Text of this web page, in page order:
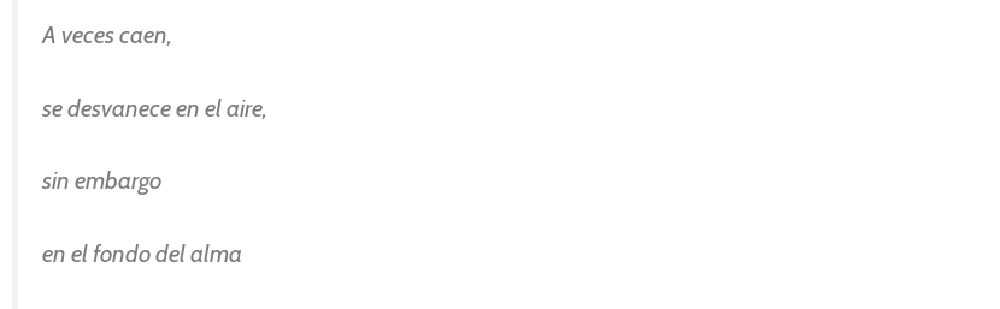
A veces caen,
se desvanece en el aire,
sin embargo
en el fondo del alma